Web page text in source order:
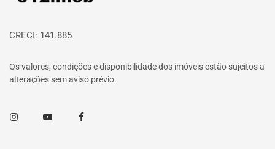
CRECI: 141.885
Os valores, condições e disponibilidade dos imóveis estão sujeitos a
alterações sem aviso prévio.
InstagramYoutube Facebook